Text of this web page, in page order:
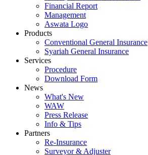
Financial Report
Management
Aswata Logo
Products
Conventional General Insurance
Syariah General Insurance
Services
Procedure
Download Form
News
What's New
WAW
Press Release
Info & Tips
Partners
Re-Insurance
Surveyor & Adjuster